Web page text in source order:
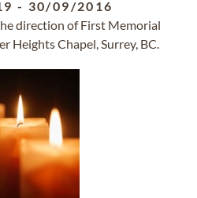
- 30/09/2016
direction of First Memorial
Heights Chapel, Surrey, BC.